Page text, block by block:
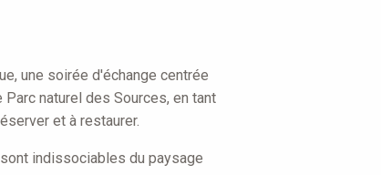
une soirée d'échange centrée
naturel des Sources, en tant
et à restaurer.
indissociables du paysage